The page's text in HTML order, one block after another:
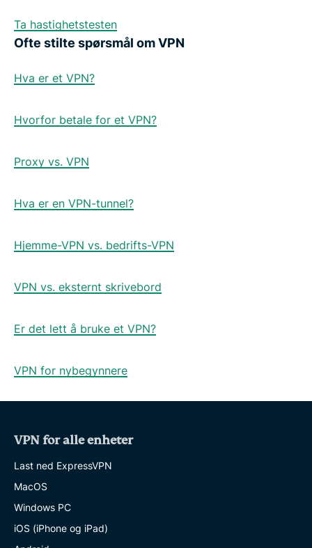
Ta hastighetstesten
Ofte stilte spørsmål om VPN
Hva er et VPN?
Hvorfor betale for et VPN?
Proxy vs. VPN
Hva er en VPN-tunnel?
Hjemme-VPN vs. bedrifts-VPN
VPN vs. eksternt skrivebord
Er det lett å bruke et VPN?
VPN for nybegynnere
VPN for alle enheter
Last ned ExpressVPN
MacOS
Windows PC
iOS (iPhone og iPad)